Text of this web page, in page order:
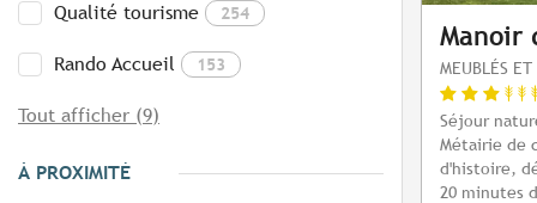
Qualité tourisme 254
Rando Accueil 153
Tout afficher (9)
À PROXIMITÉ
Manoir
MEUBLÉS ET
Séjour
Métairie de
d'histoire,
20 minutes